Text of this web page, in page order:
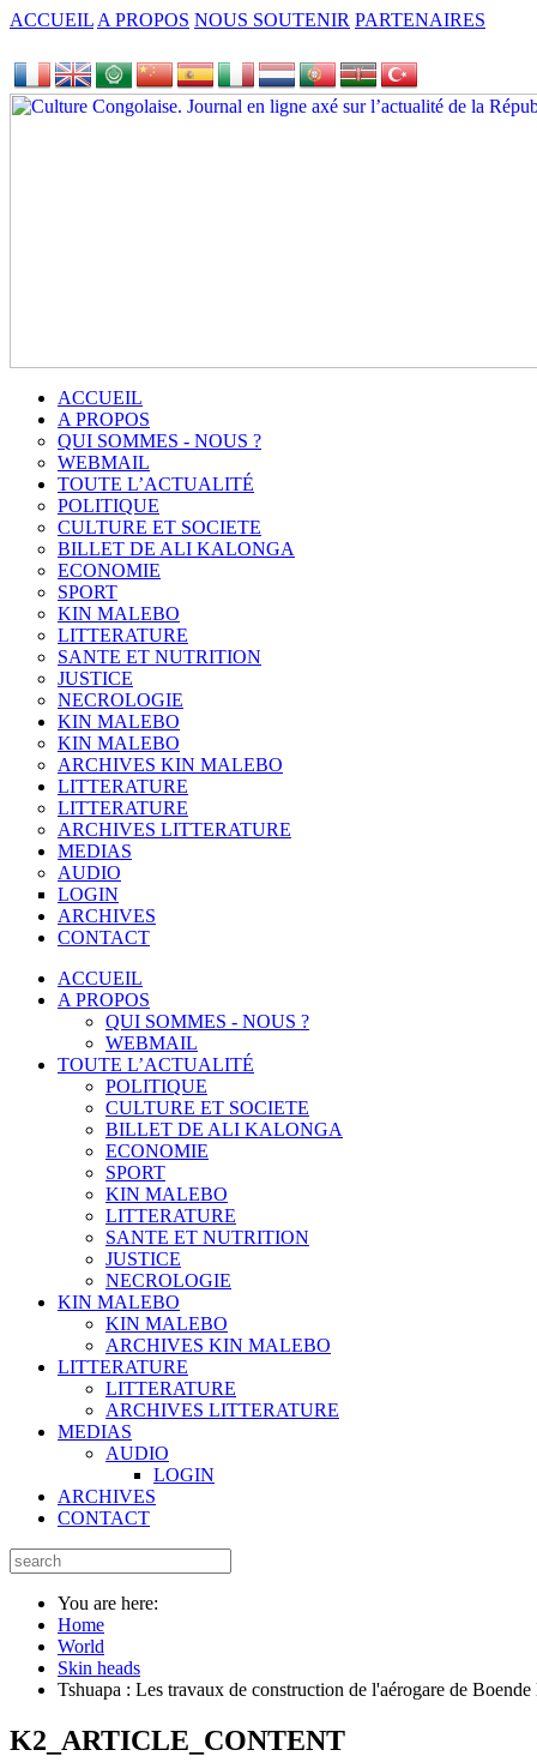
ACCUEIL A PROPOS NOUS SOUTENIR PARTENAIRES
ACCUEIL
A PROPOS
QUI SOMMES - NOUS ?
WEBMAIL
TOUTE L’ACTUALITÉ
POLITIQUE
CULTURE ET SOCIETE
BILLET DE ALI KALONGA
ECONOMIE
SPORT
KIN MALEBO
LITTERATURE
SANTE ET NUTRITION
JUSTICE
NECROLOGIE
KIN MALEBO
KIN MALEBO
ARCHIVES KIN MALEBO
LITTERATURE
LITTERATURE
ARCHIVES LITTERATURE
MEDIAS
AUDIO
LOGIN
ARCHIVES
CONTACT
ACCUEIL
A PROPOS
QUI SOMMES - NOUS ?
WEBMAIL
TOUTE L’ACTUALITÉ
POLITIQUE
CULTURE ET SOCIETE
BILLET DE ALI KALONGA
ECONOMIE
SPORT
KIN MALEBO
LITTERATURE
SANTE ET NUTRITION
JUSTICE
NECROLOGIE
KIN MALEBO
KIN MALEBO
ARCHIVES KIN MALEBO
LITTERATURE
LITTERATURE
ARCHIVES LITTERATURE
MEDIAS
AUDIO
LOGIN
ARCHIVES
CONTACT
You are here:
Home
World
Skin heads
Tshuapa : Les travaux de construction de l'aérogare de Boende
K2_ARTICLE_CONTENT